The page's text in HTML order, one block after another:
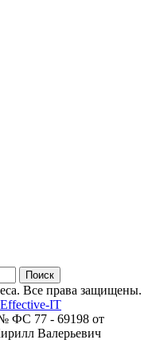
Поиск
Все права защищены.
Effective-IT
ФС 77 - 69198 от